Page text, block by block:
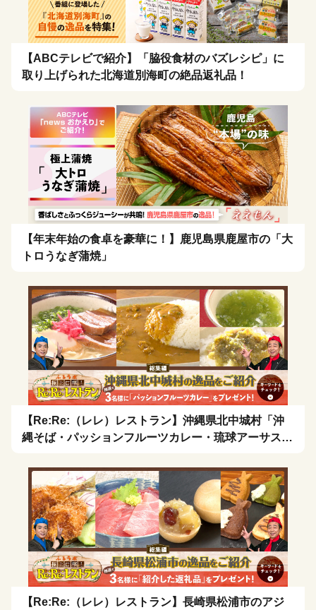
【ABCテレビで紹介】「脇役食材のバズレシピ」に
取り上げられた北海道別海町の絶品返礼品！
【年末年始の食卓を豪華に！】鹿児島県鹿屋市の「大
トロうなぎ蒲焼」
【Re:Re:（レレ）レストラン】沖縄県北中城村「沖
縄そば・パッションフルーツカレー・琉球アーサスー
【Re:Re:（レレ）レストラン】長崎県松浦市のアジ